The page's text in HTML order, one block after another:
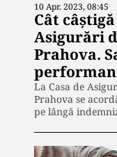
10 Apr. 2023, 08:45
Cât
Asigurări
Prahova.
La Casa de
Prahova se
pe lângă